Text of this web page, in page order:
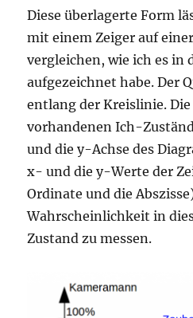
Diese überlagerte Form
mit einem Zeiger auf
vergleichen, wie ich es in
aufgezeichnet habe. Der
entlang der Kreislinie.
vorhandenen Ich-
und die y-Achse des
x- und die y-Werte der
Ordinate und die
Wahrscheinlichkeit in
Zustand zu messen.